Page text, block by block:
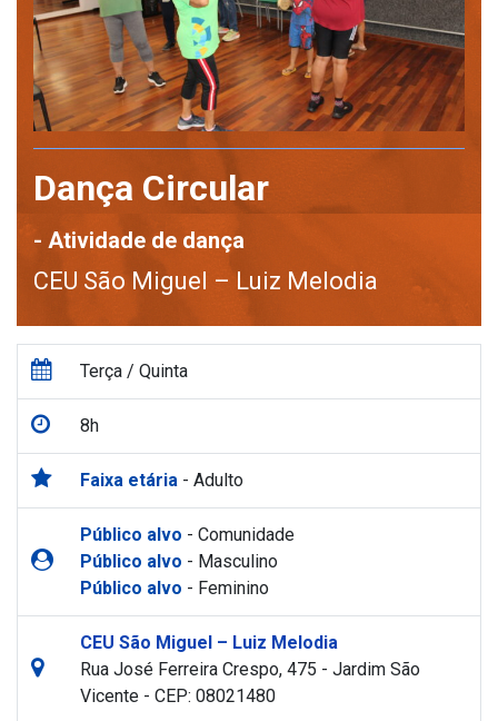
Dança Circular
- Atividade de dança
CEU São Miguel – Luiz Melodia
Terça / Quinta
8h
Faixa etária - Adulto
Público alvo - Comunidade
Público alvo - Masculino
Público alvo - Feminino
CEU São Miguel – Luiz Melodia
Rua José Ferreira Crespo, 475 - Jardim São
Vicente - CEP: 08021480